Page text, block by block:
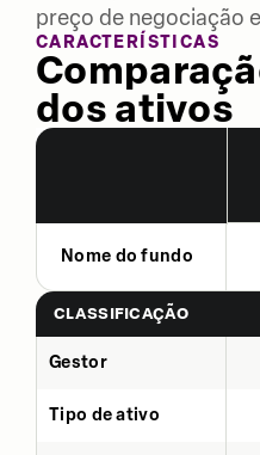
preço de negociação
CARACTERÍSTICAS
dos ativos
Nome do fundo
CLASSIFICAÇÃO
Gestor
Tipo de ativo